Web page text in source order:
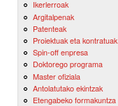
Ikerlerroak
Argitalpenak
Patenteak
Proiektuak eta kontratuak
Spin-off enpresa
Doktorego programa
Master ofiziala
Antolatutako ekintzak
Etengabeko formakuntza